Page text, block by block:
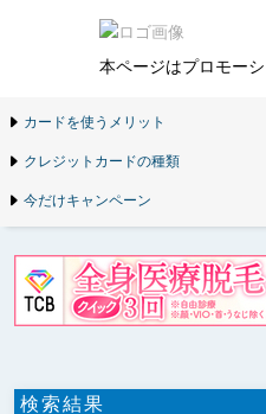
本ページはプロモー
カードを使うメリット
クレジットカードの種類
今だけキャンペーン
検索結果